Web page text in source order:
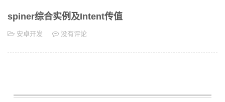
spiner综合实例及Intent传值
安卓开发 没有评论